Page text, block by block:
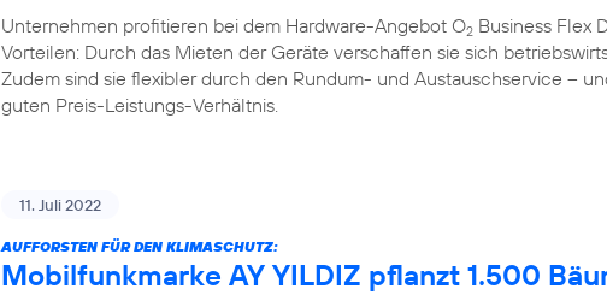
Unternehmen profitieren bei dem Hardware-Angebot O2 Business Flex
Vorteilen: Durch das Mieten der Geräte verschaffen sie sich
Zudem sind sie flexibler durch den Rundum- und Austauschservice –
guten Preis-Leistungs-Verhältnis.
11. Juli 2022
AUFFORSTEN FÜR DEN KLIMASCHUTZ:
Mobilfunkmarke AY YILDIZ pflanzt 1.500